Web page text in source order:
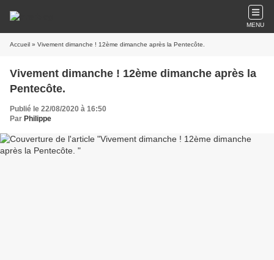
MENU
Accueil » Vivement dimanche ! 12ème dimanche après la Pentecôte.
Vivement dimanche ! 12ème dimanche après la
Pentecôte.
Publié le 22/08/2020 à 16:50
Par Philippe